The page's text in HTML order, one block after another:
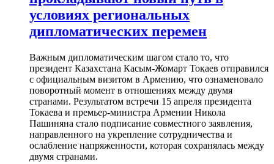
условиях региональных
дипломатических перемен
Важным дипломатическим шагом стало то, что
президент Казахстана Касым-Жомарт Токаев отправился
с официальным визитом в Армению, что ознаменовало
поворотный момент в отношениях между двумя
странами. Результатом встречи 15 апреля президента
Токаева и премьер-министра Армении Никола
Пашиняна стало подписание совместного заявления,
направленного на укрепление сотрудничества и
ослабление напряженности, которая сохранялась между
двумя странами.